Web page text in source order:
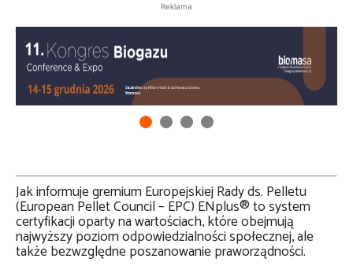
Reklama
Jak informuje gremium Europejskiej Rady ds. Pelletu
(European Pellet Council – EPC) ENplus® to system
certyfikacji oparty na wartościach, które obejmują
najwyższy poziom odpowiedzialności społecznej, ale
także bezwzględne poszanowanie praworządności.